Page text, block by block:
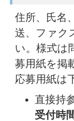
住所、氏名
送、ファク
い。様式は
募用紙を掲
応募用紙は
直接持
受付時